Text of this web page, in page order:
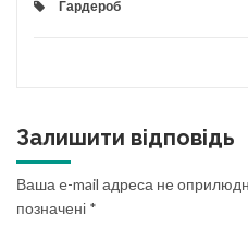
Гардероб
Залишити відповідь
Ваша e-mail адреса не
позначені *